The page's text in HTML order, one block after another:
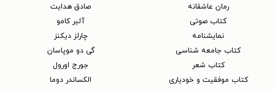
رمان عاشقانه
کتاب‌ صوتی
نمایشنامه
کتاب جامعه شناسی
کتاب شعر
کتاب موفقیت و خودیاری
صادق هدایت
آلبر کامو
چارلز دیکنز
گی دو موپاسان
جورج اورول
الکساندر دوما